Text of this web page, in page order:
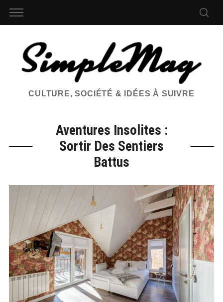
CULTURE, SOCIÉTÉ & IDÉES À SUIVRE
Aventures Insolites :
Sortir Des Sentiers
Battus